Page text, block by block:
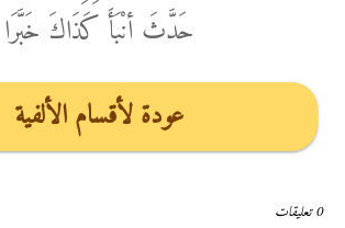
حَدَّثَ أنْبَأَ كَذَاكَ خَبَّرَا
عودة لأقسام الألفية
0 تعليقات